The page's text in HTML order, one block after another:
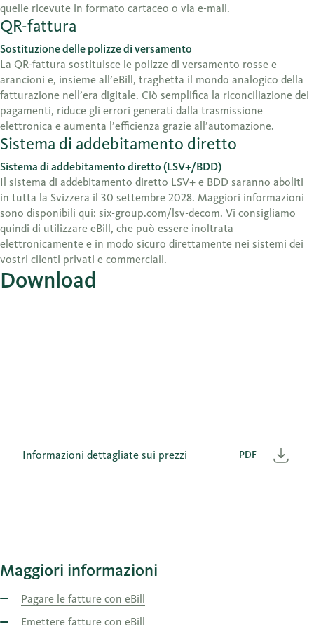
quelle ricevute in formato cartaceo o via e-mail.
QR-fattura
Sostituzione delle polizze di versamento
La QR-fattura sostituisce le polizze di versamento rosse e
arancioni e, insieme all’eBill, traghetta il mondo analogico della
fatturazione nell’era digitale. Ciò semplifica la riconciliazione dei
pagamenti, riduce gli errori generati dalla trasmissione
elettronica e aumenta l’efficienza grazie all’automazione.
Sistema di addebitamento diretto
Sistema di addebitamento diretto (LSV+/BDD)
Il sistema di addebitamento diretto LSV+ e BDD saranno aboliti
in tutta la Svizzera il 30 settembre 2028. Maggiori informazioni
sono disponibili qui: six-group.com/lsv-decom. Vi consigliamo
quindi di utilizzare eBill, che può essere inoltrata
elettronicamente e in modo sicuro direttamente nei sistemi dei
vostri clienti privati e commerciali.
Download
PDF
Informazioni dettagliate sui prezzi
Maggiori informazioni
Pagare le fatture con eBill
Emettere fatture con eBill